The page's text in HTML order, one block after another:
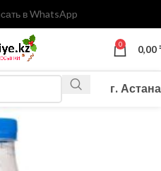
в WhatsApp
0 0,00
г. Астана